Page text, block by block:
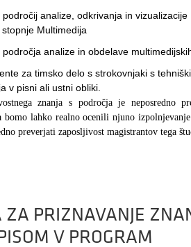
analize, odkrivanja in
Multimedija
analize in obdelave
za timsko delo s strokovnjaki s
v pisni ali ustni obliki.
znanja s področja je
bomo lahko realno ocenili njuno
preverjati zaposljivost magistrantov tega
PRIZNAVANJE
V PROGRAM